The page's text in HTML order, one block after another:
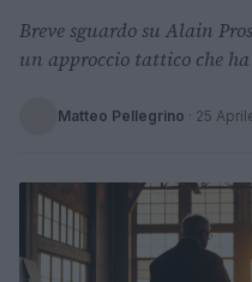
Breve sguardo su Alain
un approccio tattico che
Matteo Pellegrino · 25